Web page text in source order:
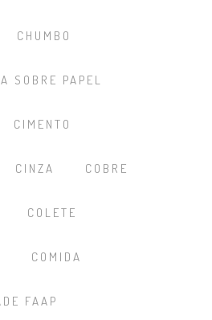
CHUMBO
SOBRE PAPEL
CIMENTO
CINZA COBRE
COLETE
COMIDA
FAAP